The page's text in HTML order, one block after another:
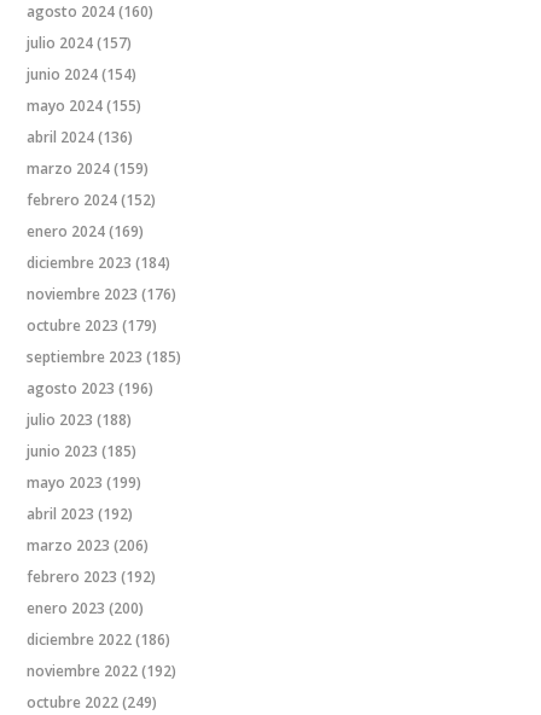
agosto 2024(160)
julio 2024(157)
junio 2024(154)
mayo 2024(155)
abril 2024(136)
marzo 2024(159)
febrero 2024(152)
enero 2024(169)
diciembre 2023 (184)
noviembre 2023 (176)
octubre 2023 (179)
septiembre 2023 (185)
agosto 2023 (196)
julio 2023 (188)
junio 2023 (185)
mayo 2023 (199)
abril 2023 (192)
marzo 2023 (206)
febrero 2023 (192)
enero 2023 (200)
diciembre 2022(186)
noviembre 2022(192)
octubre 2022(249)